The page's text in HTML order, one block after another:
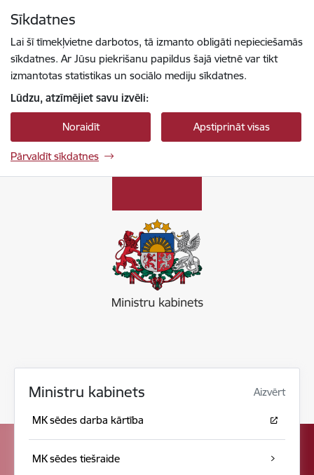
Sīkdatnes
Lai šī tīmekļvietne darbotos, tā izmanto obligāti nepieciešamās
sīkdatnes. Ar Jūsu piekrišanu papildus šajā vietnē var tikt
izmantotas statistikas un sociālo mediju sīkdatnes.
Lūdzu, atzīmējiet savu izvēli:
Noraidīt Apstiprināt visas
Pārvaldīt sīkdatnes
Ministru kabinets Aizvērt
MK sēdes darba kārtība
MK sēdes tiešraide